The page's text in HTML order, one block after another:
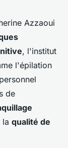
Azzaoui
, l'institut
l'épilation
de
la qualité de